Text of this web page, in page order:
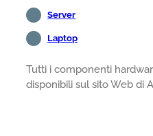
Server
Laptop
Tutti i componenti
disponibili sul sito Web di